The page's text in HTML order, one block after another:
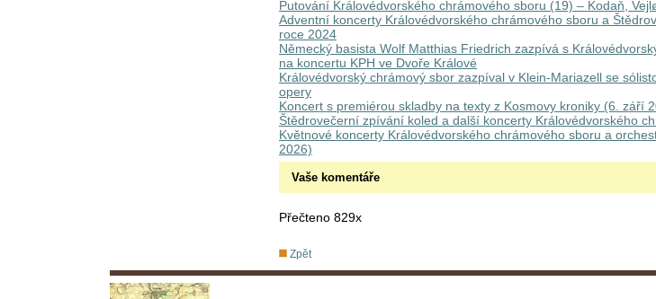
Putování Královédvorského chrámového sboru (19) – Kodaň,
Adventní koncerty Královédvorského chrámového sboru a
roce 2024
Německý basista Wolf Matthias Friedrich zazpívá s
na koncertu KPH ve Dvoře Králové
Královédvorský chrámový sbor zazpíval v Klein-Mariazell se
opery
Koncert s premiérou skladby na texty z Kosmovy kroniky (6. září
Štědrovečerní zpívání koled a další koncerty Královédvorského
Květnové koncerty Královédvorského chrámového sboru a
2026)
Vaše komentáře
Přečteno 829x
Zpět